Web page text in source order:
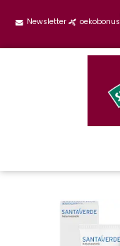
Newsletter oekobonus